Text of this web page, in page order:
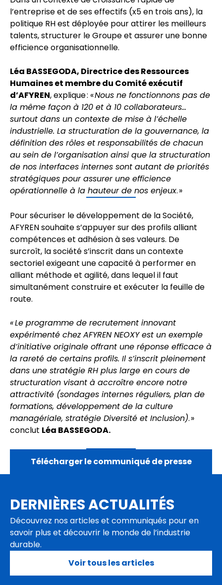
l’entreprise et de ses effectifs (x5 en trois ans), la
politique RH est déployée pour attirer les meilleurs
talents, structurer le Groupe et assurer une bonne
efficience organisationnelle.
Léa BASSEGODA, Directrice des Ressources
Humaines et membre du Comité exécutif
d’AFYREN, explique : «Nous ne fonctionnons pas de
la même façon à 120 et à 10 collaborateurs…
surtout dans un contexte de mise à l’échelle
industrielle. La structuration de la gouvernance, la
définition des rôles et responsabilités de chacun
au sein de l’organisation ainsi que la structuration
de nos interfaces internes sont autant de priorités
stratégiques pour assurer une efficience
opérationnelle à la hauteur de nos enjeux. »
Pour sécuriser le développement de la Société,
AFYREN souhaite s’appuyer sur des profils alliant
compétences et adhésion à ses valeurs. De
surcroît, la société s’inscrit dans un contexte
sectoriel exigeant une capacité à performer en
alliant méthode et agilité, dans lequel il faut
simultanément construire et exécuter la feuille de
route.
« Le programme de recrutement innovant
expérimenté chez AFYREN NEOXY est un exemple
d’initiative originale offrant une réponse efficace à
la rareté de certains profils. Il s’inscrit pleinement
dans une stratégie RH plus large en cours de
structuration visant à accroître encore notre
attractivité (sondages internes réguliers, plan de
formations, développement de la culture
managériale, stratégie Diversité et Inclusion). »
conclut Léa BASSEGODA.
Télécharger le communiqué de presse
DERNIÈRES ACTUALITÉS
Découvrez nos articles et communiqués pour en
savoir plus et découvrir le monde de l’industrie
durable.
Voir tous les articles